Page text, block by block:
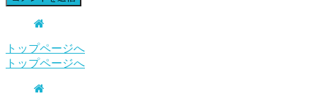
トップページへ
トップページへ